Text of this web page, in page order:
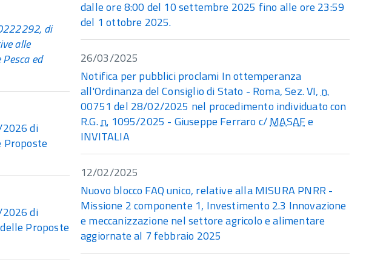
di
alle
ed
di
Proposte
di
Proposte
dalle ore 8:00 del 10 settembre 2025 fino alle ore 23:59
del 1 ottobre 2025.
26/03/2025
Notifica per pubblici proclami In ottemperanza
all'Ordinanza del Consiglio di Stato - Roma, Sez. VI,n.
00751 del 28/02/2025 nel procedimento individuato con
R.G.n. 1095/2025 - Giuseppe Ferraro c/MASAFe
INVITALIA
12/02/2025
Nuovo blocco FAQunico, relative alla MISURA PNRR -
Missione 2 componente 1, Investimento 2.3 Innovazione
e meccanizzazione nel settore agricolo e alimentare
aggiornate al 7 febbraio 2025